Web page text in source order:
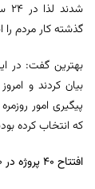
گذشته کار مردم را
بهترین گفت: در
بیان کردند و
پیگیری امور
که انتخاب کرده
افتتاح ۴۰ پروژه در ۲۰ ماه